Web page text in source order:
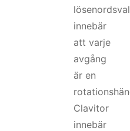
innebär
att varje
avgång
är en
Clavitor
innebär